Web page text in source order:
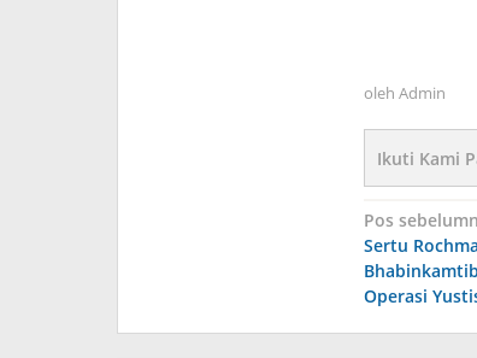
oleh Admin
Ikuti Kami
pos
Pos
Sertu
Operasi